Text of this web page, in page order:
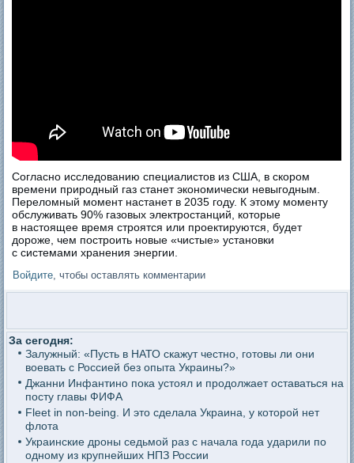
Согласно исследованию специалистов из США, в скором
времени природный газ станет экономически невыгодным.
Переломный момент настанет в 2035 году. К этому моменту
обслуживать 90% газовых электростанций, которые
в настоящее время строятся или проектируются, будет
дороже, чем построить новые «чистые» установки
с системами хранения энергии.
Войдите , чтобы оставлять комментарии
За сегодня:
Залужный: «Пусть в НАТО скажут честно, готовы ли они
воевать с Россией без опыта Украины?»
Джанни Инфантино пока устоял и продолжает оставаться на
посту главы ФИФА
Fleet in non-being. И это сделала Украина, у которой нет
флота
Украинские дроны седьмой раз с начала года ударили по
одному из крупнейших НПЗ России